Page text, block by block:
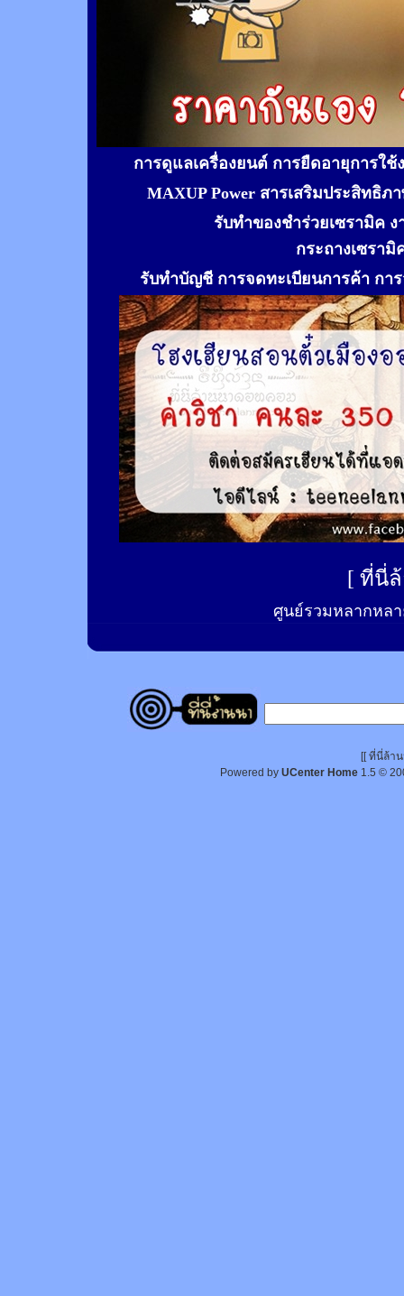
การดูแลเครื่องยนต์ การยืดอายุการใ
MAXUP Power สารเสริมประสิทธิ
รับทำของชำร่วยเซรามิค
กระถางเซรา
รับทำบัญชี การจดทะเบียนการค้า กา
[ ที่นี่
ศูนย์รวมหลากหลา
[[ ที่นี่ล้า
Powered by UCenter Home 1.5 ©